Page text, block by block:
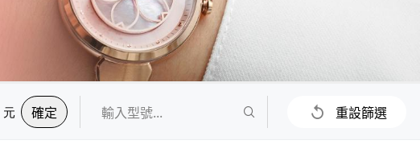
元 重設篩選